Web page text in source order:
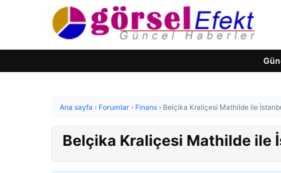
Ana sayfa › Forumlar › Finans › Belçika Kraliçesi Mathilde ile
Belçika Kraliçesi Mathilde ile